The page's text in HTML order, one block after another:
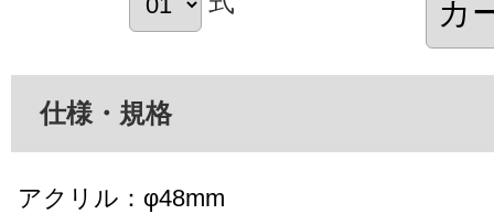
仕様・規格
アクリル：φ48mm